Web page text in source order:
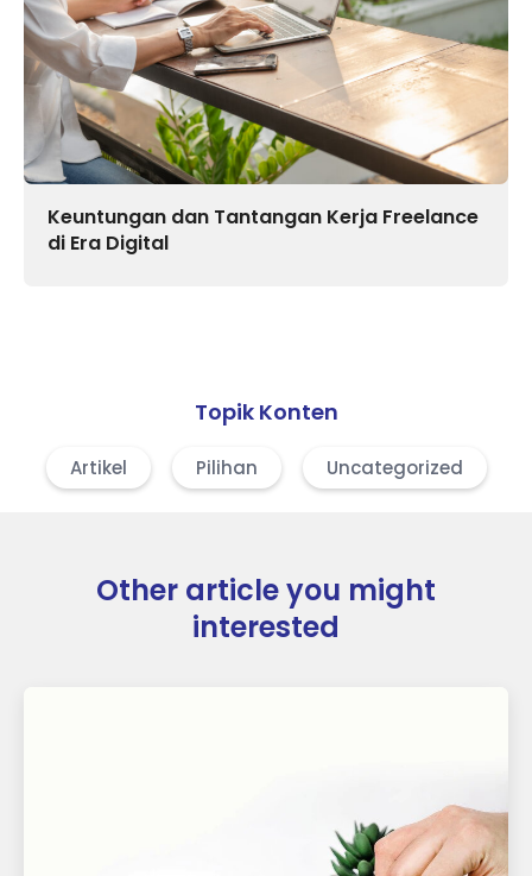
Keuntungan dan Tantangan Kerja Freelance
di Era Digital
Topik Konten
Artikel Pilihan Uncategorized
Other article you might
interested